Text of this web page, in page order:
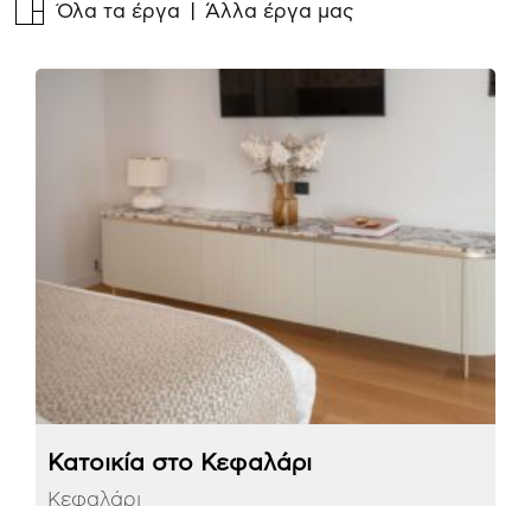
Όλα τα έργα | Άλλα έργα μας
Κατοικία στο Κεφαλάρι​
Κεφαλάρι